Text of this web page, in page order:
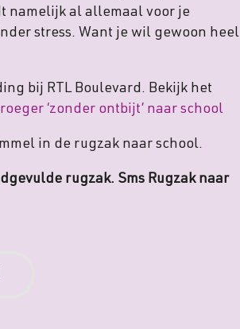
namelijk al allemaal voor je
stress. Want je wil gewoon heel
bij RTL Boulevard. Bekijk het
‘zonder ontbijt’ naar school
in de rugzak naar school.
rugzak. Sms Rugzak naar